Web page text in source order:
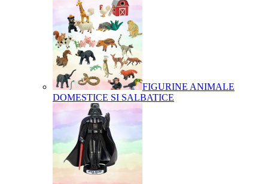
FIGURINE ANIMALE
DOMESTICE SI SALBATICE